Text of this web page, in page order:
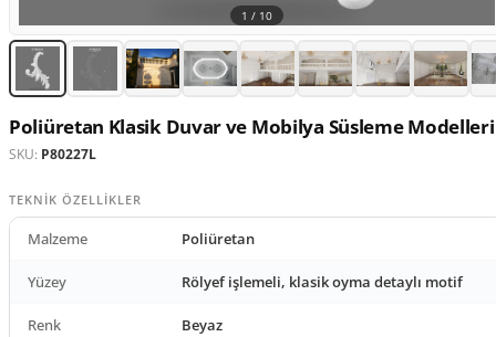
1 / 10
Poliüretan Klasik Duvar ve Mobilya Süsleme Modelleri
SKU: P80227L
TEKNIK ÖZELLIKLER
Malzeme Poliüretan
Yüzey Rölyef işlemeli, klasik oyma detaylı motif
Renk Beyaz